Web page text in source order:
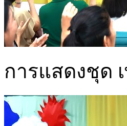
การแสดงชุด